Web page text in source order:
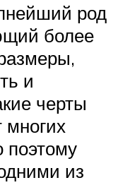
род
более
и
черты
многих
поэтому
из